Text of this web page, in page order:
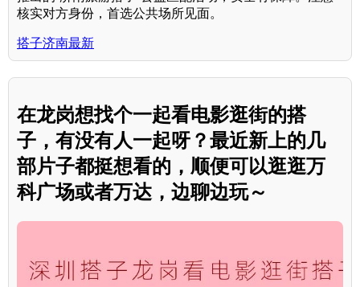
核实对方身份，首选公共场所见面。
搭子济南最新
在龙岗想找个一起看电影逛街的搭
子，有没有人一起呀？最近新上的几
部片子都挺想看的，顺便可以逛逛万
科广场或者万达，边聊边玩～